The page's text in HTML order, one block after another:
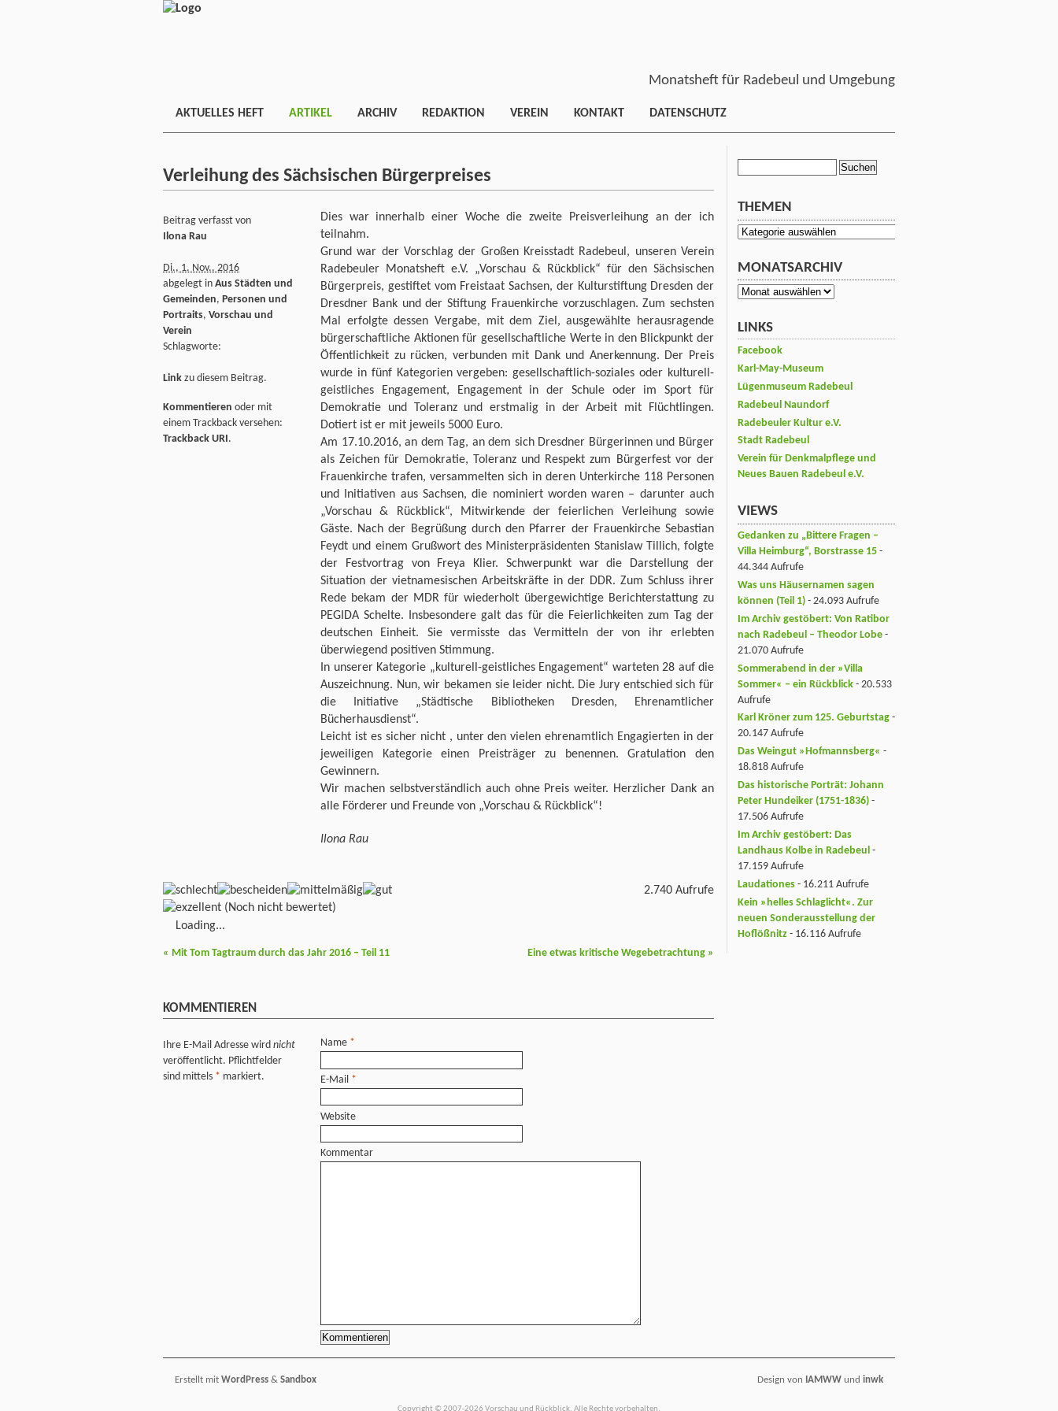
Monatsheft für Radebeul und Umgebung
AKTUELLES HEFT ARTIKEL ARCHIV REDAKTION VEREIN KONTAKT DATENSCHUTZ
Verleihung des Sächsischen Bürgerpreises
Dies war innerhalb einer Woche die zweite Preisverleihung an der ich
teilnahm.
Grund war der Vorschlag der Großen Kreisstadt Radebeul, unseren Verein
Radebeuler Monatsheft e.V. „Vorschau & Rückblick“ für den Sächsischen
Bürgerpreis, gestiftet vom Freistaat Sachsen, der Kulturstiftung Dresden der
Dresdner Bank und der Stiftung Frauenkirche vorzuschlagen. Zum sechsten
Mal erfolgte dessen Vergabe, mit dem Ziel, ausgewählte herausragende
bürgerschaftliche Aktionen für gesellschaftliche Werte in den Blickpunkt der
Öffentlichkeit zu rücken, verbunden mit Dank und Anerkennung. Der Preis
wurde in fünf Kategorien vergeben: gesellschaftlich-soziales oder kulturell-
geistliches Engagement, Engagement in der Schule oder im Sport für
Demokratie und Toleranz und erstmalig in der Arbeit mit Flüchtlingen.
Dotiert ist er mit jeweils 5000 Euro.
Am 17.10.2016, an dem Tag, an dem sich Dresdner Bürgerinnen und Bürger
als Zeichen für Demokratie, Toleranz und Respekt zum Bürgerfest vor der
Frauenkirche trafen, versammelten sich in deren Unterkirche 118 Personen
und Initiativen aus Sachsen, die nominiert worden waren – darunter auch
„Vorschau & Rückblick“, Mitwirkende der feierlichen Verleihung sowie
Gäste. Nach der Begrüßung durch den Pfarrer der Frauenkirche Sebastian
Feydt und einem Grußwort des Ministerpräsidenten Stanislaw Tillich, folgte
der Festvortrag von Freya Klier. Schwerpunkt war die Darstellung der
Situation der vietnamesischen Arbeitskräfte in der DDR. Zum Schluss ihrer
Rede bekam der MDR für wiederholt übergewichtige Berichterstattung zu
PEGIDA Schelte. Insbesondere galt das für die Feierlichkeiten zum Tag der
deutschen Einheit. Sie vermisste das Vermitteln der von ihr erlebten
überwiegend positiven Stimmung.
In unserer Kategorie „kulturell-geistliches Engagement“ warteten 28 auf die
Auszeichnung. Nun, wir bekamen sie leider nicht. Die Jury entschied sich für
die Initiative „Städtische Bibliotheken Dresden, Ehrenamtlicher
Bücherhausdienst“.
Leicht ist es sicher nicht , unter den vielen ehrenamtlich Engagierten in der
jeweiligen Kategorie einen Preisträger zu benennen. Gratulation den
Gewinnern.
Wir machen selbstverständlich auch ohne Preis weiter. Herzlicher Dank an
alle Förderer und Freunde von „Vorschau & Rückblick“!
Ilona Rau
Beitrag verfasst von
Ilona Rau
Di., 1. Nov.. 2016
abgelegt in Aus Städten und
Gemeinden, Personen und
Portraits, Vorschau und
Verein
Schlagworte:
Link zu diesem Beitrag.
Kommentieren oder mit
einem Trackback versehen:
Trackback URI.
(Noch nicht bewertet)
Loading...
2.740 Aufrufe
« Mit Tom Tagtraum durch das Jahr 2016 – Teil 11 Eine etwas kritische Wegebetrachtung »
KOMMENTIEREN
Ihre E-Mail Adresse wird nicht
veröffentlicht. Pflichtfelder
sind mittels * markiert.
Name *
E-Mail *
Website
Kommentar
THEMEN
Themen
MONATSARCHIV
Monatsarchiv
LINKS
Facebook
Karl-May-Museum
Lügenmuseum Radebeul
Radebeul Naundorf
Radebeuler Kultur e.V.
Stadt Radebeul
Verein für Denkmalpflege und
Neues Bauen Radebeul e.V.
VIEWS
Gedanken zu „Bittere Fragen –
Villa Heimburg“, Borstrasse 15 -
44.344 Aufrufe
Was uns Häusernamen sagen
können (Teil 1) - 24.093 Aufrufe
Im Archiv gestöbert: Von Ratibor
nach Radebeul – Theodor Lobe -
21.070 Aufrufe
Sommerabend in der »Villa
Sommer« – ein Rückblick - 20.533
Aufrufe
Karl Kröner zum 125. Geburtstag -
20.147 Aufrufe
Das Weingut »Hofmannsberg« -
18.818 Aufrufe
Das historische Porträt: Johann
Peter Hundeiker (1751-1836) -
17.506 Aufrufe
Im Archiv gestöbert: Das
Landhaus Kolbe in Radebeul -
17.159 Aufrufe
Laudationes - 16.211 Aufrufe
Kein »helles Schlaglicht«. Zur
neuen Sonderausstellung der
Hoflößnitz - 16.116 Aufrufe
Erstellt mit WordPress & Sandbox Design von IAMWW und inwk
Copyright © 2007-2026 Vorschau und Rückblick. Alle Rechte vorbehalten.